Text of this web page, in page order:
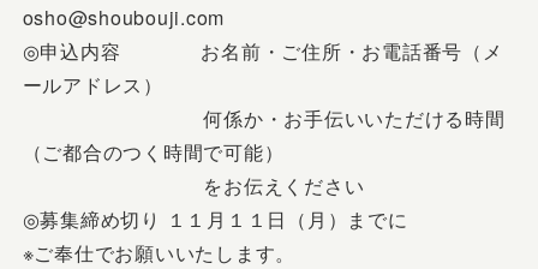
osho@shoubouji.com
◎申込内容 お名前・ご住所・お電話番号（メ
ールアドレス）
何係か・お手伝いいただける時間
（ご都合のつく時間で可能）
をお伝えください
◎募集締め切り １１月１１日（月）までに
※ご奉仕でお願いいたします。